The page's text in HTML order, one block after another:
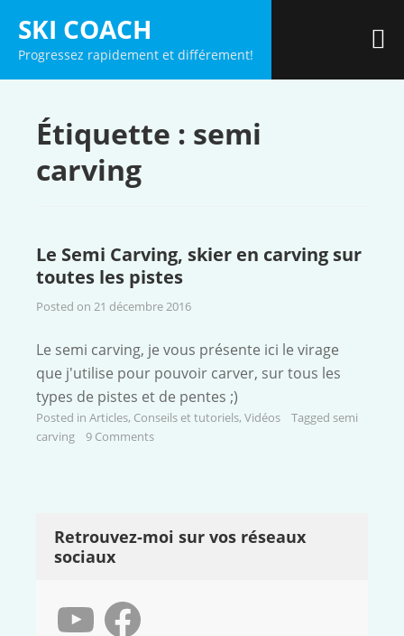
content
SKI COACH
Progressez rapidement et différement!
Étiquette : semi
carving
Le Semi Carving, skier en carving sur
toutes les pistes
Posted on 21 décembre 2016
Le semi carving, je vous présente ici le virage
que j'utilise pour pouvoir carver, sur tous les
types de pistes et de pentes ;)
Posted in Articles, Conseils et tutoriels, Vidéos Tagged semi
carving
9 Comments
Retrouvez-moi sur vos réseaux
sociaux
YouTube Facebook